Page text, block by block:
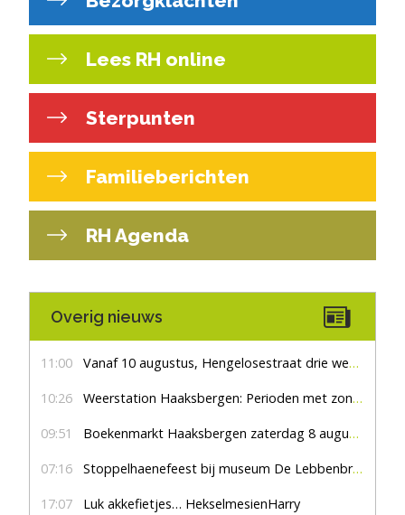
Lees RH online
Sterpunten
Familieberichten
RH Agenda
Overig nieuws
11:00 Vanaf 10 augustus, Hengelosestraat drie weken dicht voor doorgaand verkeer
10:26 Weerstation Haaksbergen: Perioden met zon en droog
09:51 Boekenmarkt Haaksbergen zaterdag 8 augustus, marktplein Haaksbergen
07:16 Stoppelhaenefeest bij museum De Lebbenbrugge
17:07 Luk akkefietjes… HekselmesienHarry